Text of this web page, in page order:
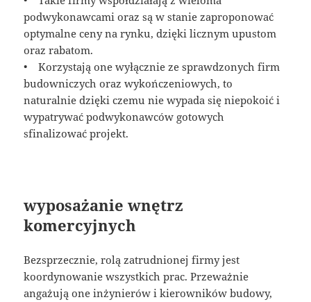
podwykonawcami oraz są w stanie zaproponować
optymalne ceny na rynku, dzięki licznym upustom
oraz rabatom.
• Korzystają one wyłącznie ze sprawdzonych firm
budowniczych oraz wykończeniowych, to
naturalnie dzięki czemu nie wypada się niepokoić i
wypatrywać podwykonawców gotowych
sfinalizować projekt.
wyposażanie wnętrz
komercyjnych
Bezsprzecznie, rolą zatrudnionej firmy jest
koordynowanie wszystkich prac. Przeważnie
angażują one inżynierów i kierowników budowy,